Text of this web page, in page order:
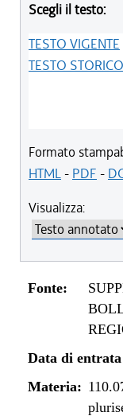
Scegli il testo:
TESTO VIGENTE
TESTO STORICO
Formato
HTML- PDF -
Visualizza:
Fonte:
Data di
Materia: